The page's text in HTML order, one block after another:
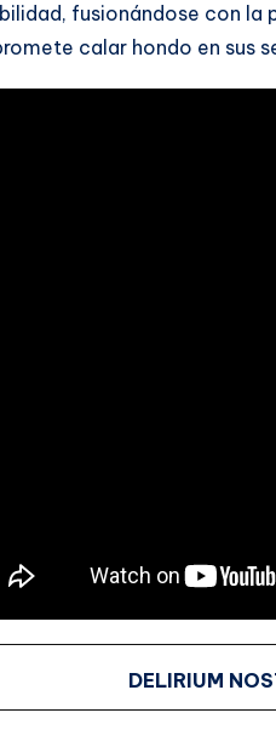
fusionándose con la
calar hondo en sus
DELIRIUM